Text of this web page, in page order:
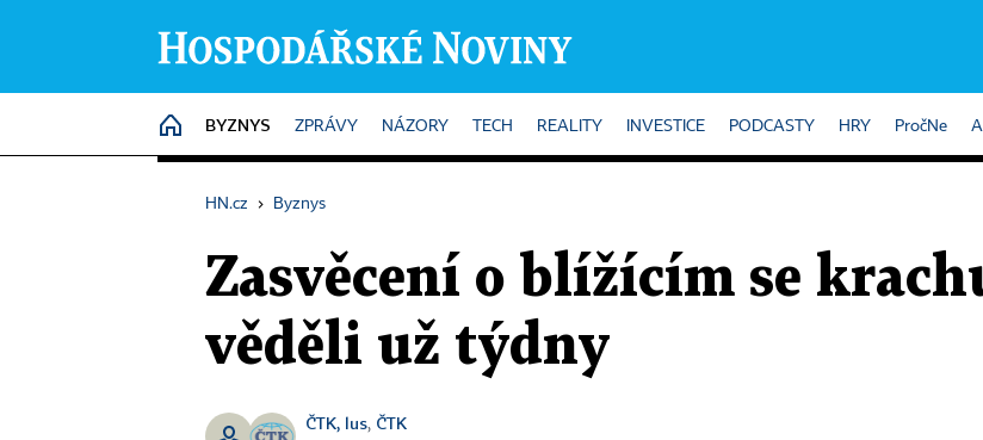
HOME
BYZNYS ZPRÁVY NÁZORY TECH REALITY INVESTICE PODCASTY HRY PročNe
HN.cz › Byznys
Zasvěcení o blížícím se
věděli už týdny
ČTK, lus, ČTK